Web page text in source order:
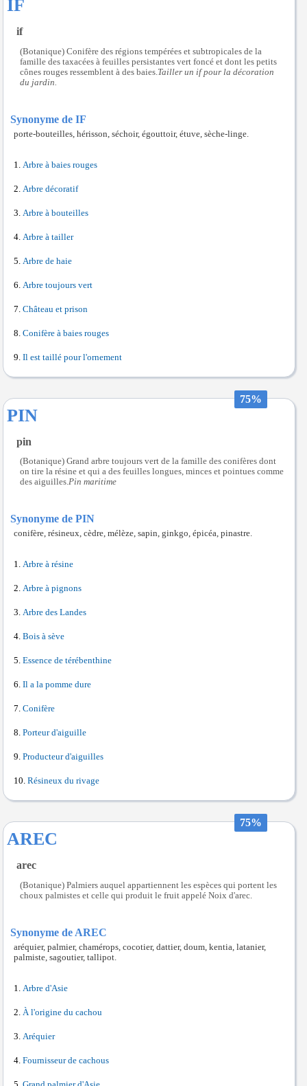
IF
if
(Botanique) Conifère des régions tempérées et subtropicales de la
famille des taxacées à feuilles persistantes vert foncé et dont les petits
cônes rouges ressemblent à des baies. Tailler un if pour la décoration
du jardin.
Synonyme de IF
porte-bouteilles, hérisson, séchoir, égouttoir, étuve, sèche-linge.
Arbre à baies rouges
Arbre décoratif
Arbre à bouteilles
Arbre à tailler
Arbre de haie
Arbre toujours vert
Château et prison
Conifère à baies rouges
Il est taillé pour l'ornement
75%
PIN
pin
(Botanique) Grand arbre toujours vert de la famille des conifères dont
on tire la résine et qui a des feuilles longues, minces et pointues comme
des aiguilles.Pin maritime
Synonyme de PIN
conifère, résineux, cèdre, mélèze, sapin, ginkgo, épicéa, pinastre.
Arbre à résine
Arbre à pignons
Arbre des Landes
Bois à sève
Essence de térébenthine
Il a la pomme dure
Conifère
Porteur d'aiguille
Producteur d'aiguilles
Résineux du rivage
75%
AREC
arec
(Botanique) Palmiers auquel appartiennent les espèces qui portent les
choux palmistes et celle qui produit le fruit appelé Noix d'arec.
Synonyme de AREC
aréquier, palmier, chamérops, cocotier, dattier, doum, kentia, latanier,
palmiste, sagoutier, tallipot.
Arbre d'Asie
À l'origine du cachou
Aréquier
Fournisseur de cachous